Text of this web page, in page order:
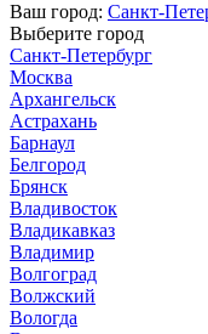
Ваш город: Санкт-
Выберите город
Санкт-Петербург
Москва
Архангельск
Астрахань
Барнаул
Белгород
Брянск
Владивосток
Владикавказ
Владимир
Волгоград
Волжский
Вологда